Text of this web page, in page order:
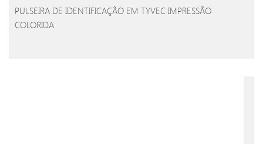
PULSEIRA DE IDENTIFICAÇÃO EM TYVEC IMPRESSÃO
COLORIDA